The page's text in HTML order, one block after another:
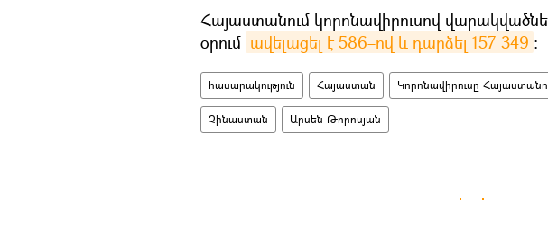
Հայաստանում կորոնավիրուսով
օրում ավելացել է 586–ով և դարձել 157 349 :
հասարակություն Հայաստան Կորոնավիրուսը
Չինաստան Արսեն Թորոսյան